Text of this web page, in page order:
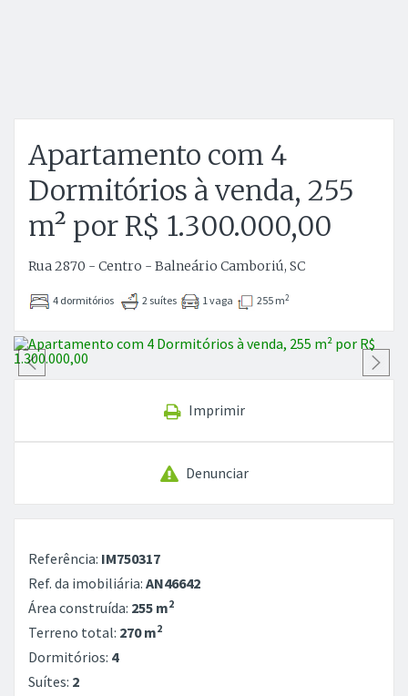
Apartamento com 4
Dormitórios à venda, 255
m² por R$ 1.300.000,00
Rua 2870 - Centro - Balneário Camboriú, SC
4 dormitórios 2 suítes 1 vaga 255 m2
Anterior
Imprimir
Denunciar
Referência: IM750317
Ref. da imobiliária: AN46642
Área construída: 255 m2
Terreno total: 270 m2
Dormitórios: 4
Suítes: 2